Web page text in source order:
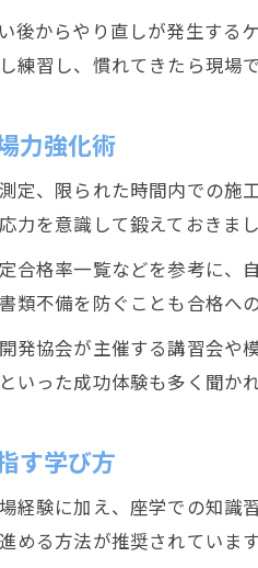
配管工が申請ミ
技能検定受験申請
配管工におすすめの技
技能検定の受付
静岡市で配管工が学
配管工が技能検定
技能検定一覧から
配管工に役立つ
配管工の技能検定
後からやり直しが発生す
習し、慣れてきたら現場
力強化術
、限られた時間内での施
を意識して鍛えておきまし
合格率一覧などを参考に
不備を防ぐことも合格へ
発協会が主催する講習会
った成功体験も多く聞かれ
す学び方
経験に加え、座学での知識
る方法が推奨されています